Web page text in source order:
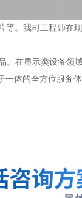
。我司工程师在
在显示类设备领
体的全方位服务